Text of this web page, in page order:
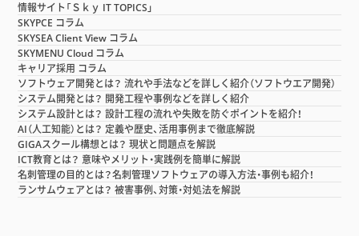
情報サイト「Ｓｋｙ IT TOPICS」
SKYPCE コラム
SKYSEA Client View コラム
SKYMENU Cloud コラム
キャリア採用 コラム
ソフトウェア開発とは？ 流れや手法などを詳しく紹介（ソフトウエア開発）
システム開発とは？ 開発工程や事例などを詳しく紹介
システム設計とは？ 設計工程の流れや失敗を防ぐポイントを紹介！
AI（人工知能）とは？ 定義や歴史、活用事例まで徹底解説
GIGAスクール構想とは？ 現状と問題点を解説
ICT教育とは？ 意味やメリット・実践例を簡単に解説
名刺管理の目的とは？名刺管理ソフトウェアの導入方法・事例も紹介！
ランサムウェアとは？ 被害事例、対策・対処法を解説